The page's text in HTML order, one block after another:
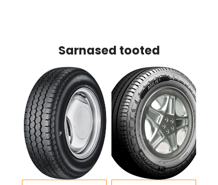
Sarnased tooted